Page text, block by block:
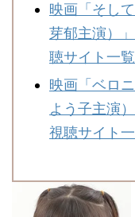
映画「そし
芽郁主演）
聴サイト一覧
映画「ベロ
よう子主演
視聴サイト